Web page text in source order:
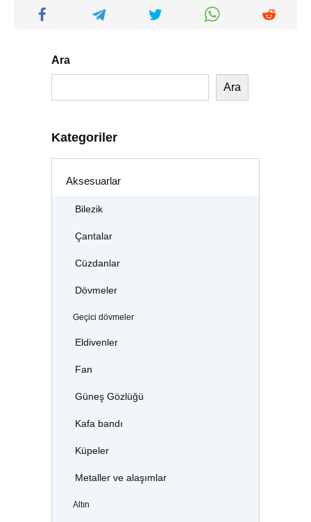
Ara
Ara
Kategoriler
Aksesuarlar
Bilezik
Çantalar
Cüzdanlar
Dövmeler
Geçici dövmeler
Eldivenler
Fan
Güneş Gözlüğü
Kafa bandı
Küpeler
Metaller ve alaşımlar
Altın